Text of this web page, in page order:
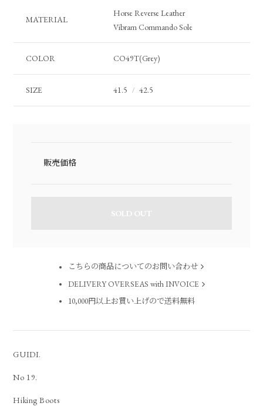
MATERIAL
Horse Reverse Leather
Vibram Commando Sole
COLOR CO49T(Grey)
SIZE 41.5 / 42.5
販売価格
SOLD OUT
こちらの商品についてのお問い合わせ
DELIVERY OVERSEAS with INVOICE
10,000円以上お買い上げので送料無料
GUIDI.
No 19.
Hiking Boots